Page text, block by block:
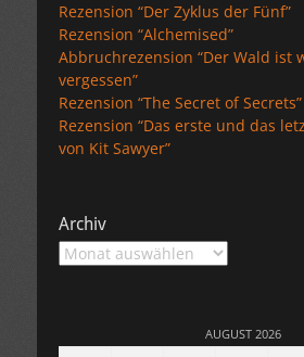
Rezension “Der Zyklus der Fünf”
Rezension “Alchemised”
Abbruchrezension “Der Wald ist
vergessen”
Rezension “The Secret of Secrets”
Rezension “Das erste und das
von Kit Sawyer”
Archiv
Archiv
AUGUST 2026